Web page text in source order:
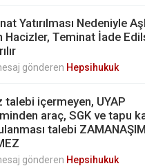
Yatırılması Nedeniyle
Hacizler, Teminat İade
gönderen Hepsihukuk
talebi içermeyen, UYAP
araç, SGK ve tapu
talebi
gönderen Hepsihukuk